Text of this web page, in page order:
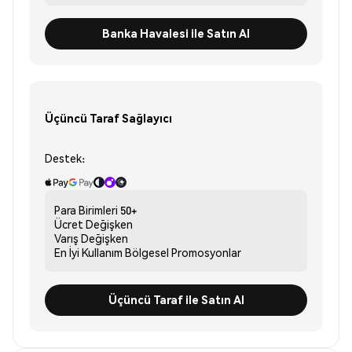
Banka Havalesi ile Satın Al
Üçüncü Taraf Sağlayıcı
Destek:
Para Birimleri 50+
Ücret Değişken
Varış Değişken
En İyi Kullanım Bölgesel Promosyonlar
Üçüncü Taraf ile Satın Al